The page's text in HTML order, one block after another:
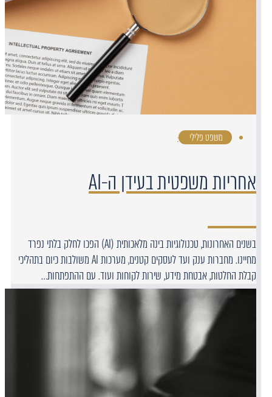
משפט פלילי ·
אחריות משפטית בעידן ה-AI
בשנים האחרונות, טכנולוגיות בינה מלאכותית (AI) הפכו לחלק בלתי נפרד
מחיינו. מחברות ענק ועד לעסקים קטנים, מערכות AI משולבות כיום בתהליכי
קבלת החלטות, אבטחת מידע, שירות לקוחות ועוד. עם ההתפתחות…